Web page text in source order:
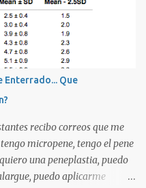
Enterrado... Que
recibo correos que me
micropene, tengo el pene
una peneplastia, puedo
puedo aplicarme